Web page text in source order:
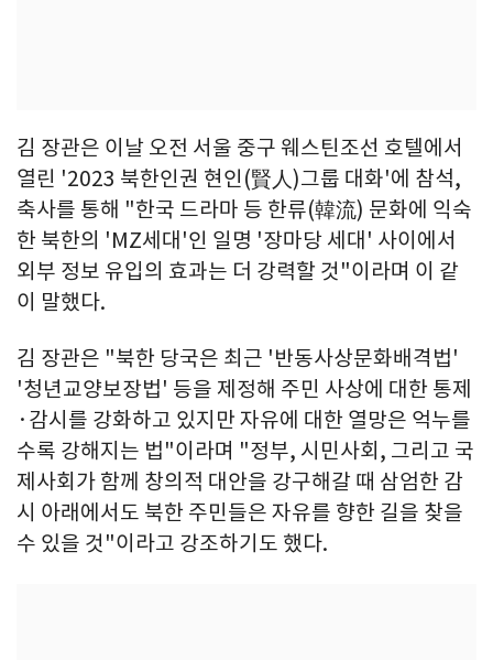
김 장관은 이날 오전 서울 중구 웨스틴조선 호텔에서
열린 '2023 북한인권 현인(賢人)그룹 대화'에 참석,
축사를 통해 "한국 드라마 등 한류(韓流) 문화에 익숙
한 북한의 'MZ세대'인 일명 '장마당 세대' 사이에서
외부 정보 유입의 효과는 더 강력할 것"이라며 이 같
이 말했다.
김 장관은 "북한 당국은 최근 '반동사상문화배격법'
'청년교양보장법' 등을 제정해 주민 사상에 대한 통제
·감시를 강화하고 있지만 자유에 대한 열망은 억누를
수록 강해지는 법"이라며 "정부, 시민사회, 그리고 국
제사회가 함께 창의적 대안을 강구해갈 때 삼엄한 감
시 아래에서도 북한 주민들은 자유를 향한 길을 찾을
수 있을 것"이라고 강조하기도 했다.